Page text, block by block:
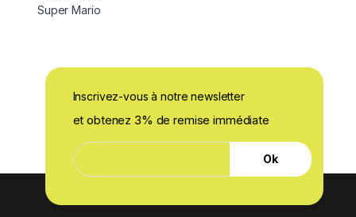
Super Mario
Inscrivez-vous à notre newsletter
et obtenez 3% de remise immédiate
-
m
l
E
-
m
i
Ok